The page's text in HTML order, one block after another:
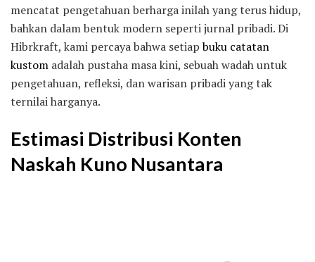
mencatat pengetahuan berharga inilah yang terus hidup,
bahkan dalam bentuk modern seperti jurnal pribadi. Di
Hibrkraft, kami percaya bahwa setiapbuku catatan
kustom adalah pustaha masa kini, sebuah wadah untuk
pengetahuan, refleksi, dan warisan pribadi yang tak
ternilai harganya.
Estimasi Distribusi Konten
Naskah Kuno Nusantara